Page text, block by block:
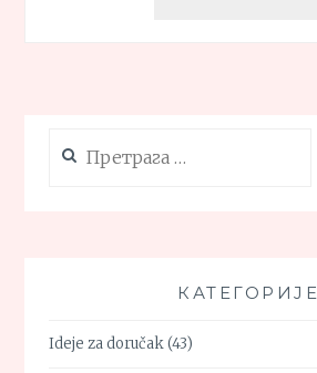
за:
КАТЕГОРИЈЕ
Ideje za doručak(43)